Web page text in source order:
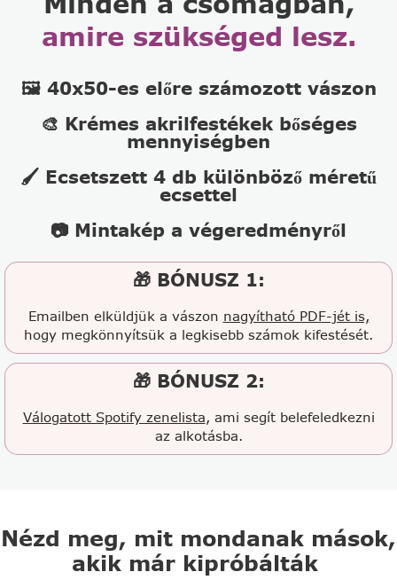
amire szükséged lesz.
🖼️ 40x50-es előre számozott vászon
🎨 Krémes akrilfestékek bőséges
mennyiségben
🖌️ Ecsetszett 4 db különböző méretű
ecsettel
📷 Mintakép a végeredményről
🎁 BÓNUSZ 1:
Emailben elküldjük a vászon nagyítható PDF-jét is,
hogy megkönnyítsük a legkisebb számok kifestését.
🎁 BÓNUSZ 2:
Válogatott Spotify zenelista, ami segít belefeledkezni
az alkotásba.
Nézd meg, mit mondanak mások,
akik már kipróbálták